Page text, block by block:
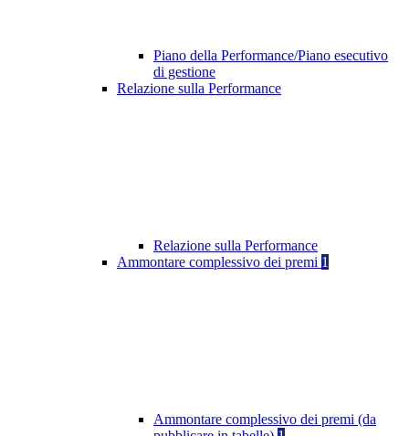
Piano della Performance/Piano esecutivo
di gestione
Relazione sulla Performance
Relazione sulla Performance
Ammontare complessivo dei premi 1
Ammontare complessivo dei premi (da